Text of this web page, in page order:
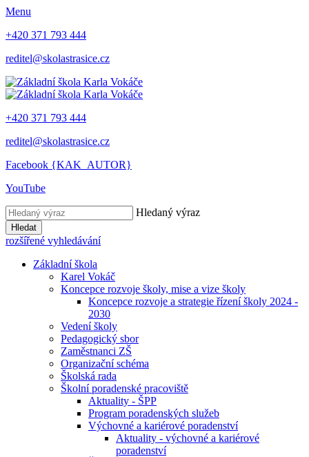
Menu
+420 371 793 444
reditel@skolastrasice.cz
+420 371 793 444
reditel@skolastrasice.cz
Facebook {KAK_AUTOR}
YouTube
Hledaný výraz
Hledat
rozšířené vyhledávání
Základní škola
Karel Vokáč
Koncepce rozvoje školy, mise a vize školy
Koncepce rozvoje a strategie řízení školy 2024 -
2030
Vedení školy
Pedagogický sbor
Zaměstnanci ZŠ
Organizační schéma
Školská rada
Školní poradenské pracoviště
Aktuality - ŠPP
Program poradenských služeb
Výchovné a kariérové poradenství
Aktuality - výchovné a kariérové
poradenství